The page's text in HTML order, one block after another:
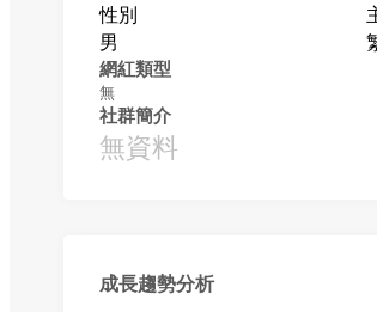
性別
男
網紅類型
無
社群簡介
無資料
成長趨勢分析